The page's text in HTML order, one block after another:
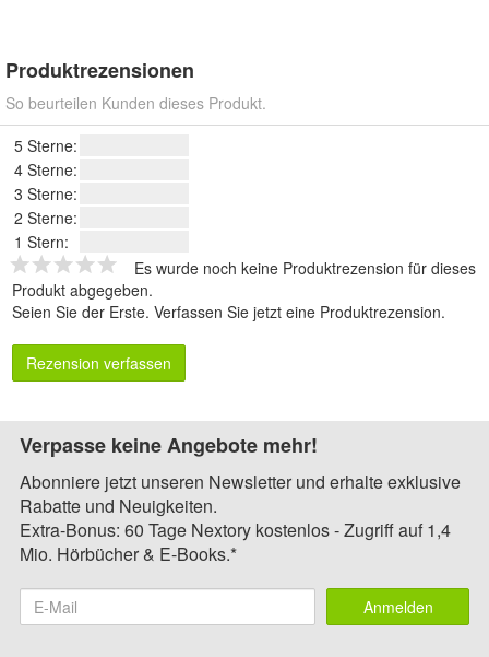
Produktrezensionen
So beurteilen Kunden dieses Produkt.
5 Sterne:
4 Sterne:
3 Sterne:
2 Sterne:
1 Stern:
Es wurde noch keine Produktrezension für dieses
Produkt abgegeben.
Seien Sie der Erste. Verfassen Sie jetzt eine Produktrezension.
Rezension verfassen
Verpasse keine Angebote mehr!
Abonniere jetzt unseren Newsletter und erhalte exklusive
Rabatte und Neuigkeiten.
Extra-Bonus: 60 Tage Nextory kostenlos - Zugriff auf 1,4
Mio. Hörbücher & E-Books.*
Anmelden